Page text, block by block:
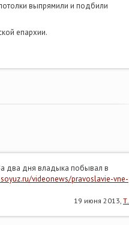
выпрямили и подбили
епархии.
два дня владыка побывал в
videonews/pravoslavie-vne-
19 июня 2013, Т.